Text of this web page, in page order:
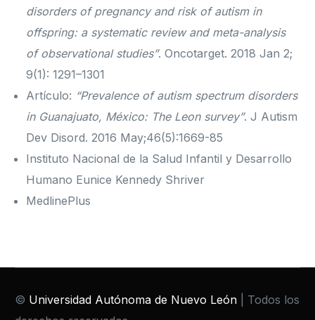
disorders of pregnancy and risk of autism in
offspring: a systematic review and meta-analysis
of observational studies”. Oncotarget. 2018 Jan 2;
9(1): 1291–1301
Artículo: “Prevalence of autism spectrum disorders
in Guanajuato, México: The Leon survey”. J Autism
Dev Disord. 2016 May;46(5):1669-85
Instituto Nacional de la Salud Infantil y Desarrollo
Humano Eunice Kennedy Shriver
MedlinePlus
© Universidad Autónoma de Nuevo León | Todos los